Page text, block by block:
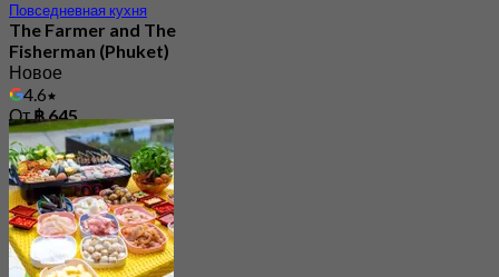
Повседневная кухня
The Farmer and The
Fisherman (Phuket)
Новое
4.6
От฿ 645